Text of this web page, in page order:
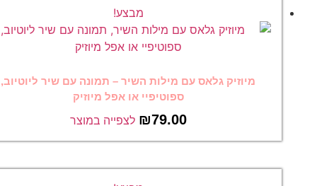
מבצע!
מיוזיק גלאס עם מילות השיר – תמונה עם שיר ליוטיוב,
ספוטיפיי או אפל מיוזיק
₪79.00 לצפייה במוצר